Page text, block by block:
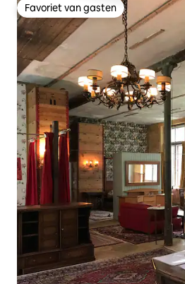
Favoriet van gasten
Favoriet van gasten